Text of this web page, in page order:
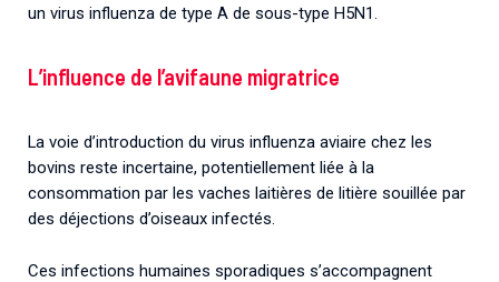
un virus influenza de type A de sous-type H5N1.
L’influence de l’avifaune migratrice
La voie d’introduction du virus influenza aviaire chez les
bovins reste incertaine, potentiellement liée à la
consommation par les vaches laitières de litière souillée par
des déjections d’oiseaux infectés.
Ces infections humaines sporadiques s’accompagnent